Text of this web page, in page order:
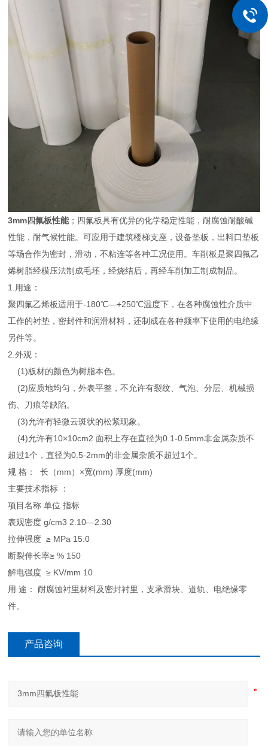
3mm四氟板性能；四氟板具有优异的化学稳定性能，耐腐蚀耐酸碱
性能，耐气候性能。可应用于建筑楼梯支座，设备垫板，出料口垫板
等场合作为密封，滑动，不粘连等各种工况使用。车削板是聚四氟乙
烯树脂经模压法制成毛坯，经烧结后，再经车削加工制成制品。
1.用途：
聚四氟乙烯板适用于-180℃—+250℃温度下，在各种腐蚀性介质中
工作的衬垫，密封件和润滑材料，还制成在各种频率下使用的电绝缘
另件等。
2.外观：
(1)板材的颜色为树脂本色。
(2)应质地均匀，外表平整，不允许有裂纹、气泡、分层、机械损
伤、刀痕等缺陷。
(3)允许有轻微云斑状的松紧现象。
(4)允许有10×10cm2 面积上存在直径为0.1-0.5mm非金属杂质不
超过1个，直径为0.5-2mm的非金属杂质不超过1个。
规 格： 长（mm）×宽(mm) 厚度(mm)
主要技术指标 ：
项目名称 单位 指标
表观密度 g/cm3 2.10—2.30
拉伸强度 ≥ MPa 15.0
断裂伸长率≥ % 150
解电强度 ≥ KV/mm 10
用 途： 耐腐蚀衬里材料及密封衬里，支承滑块、道轨、电绝缘零
件。
产品咨询